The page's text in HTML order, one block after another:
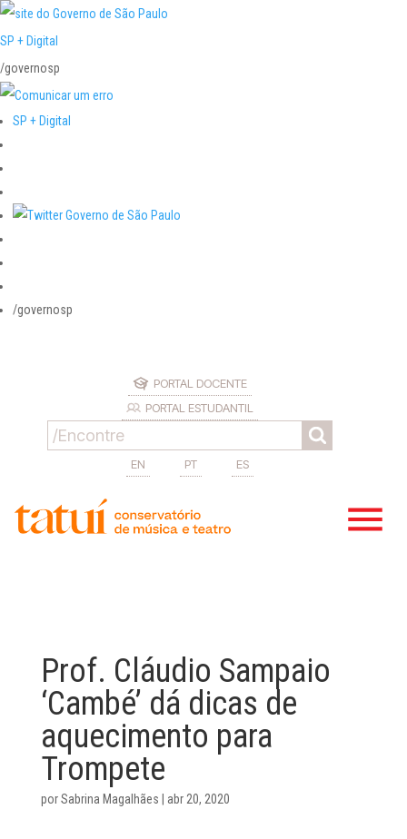
SP + Digital
/governosp
SP + Digital
/governosp
PORTAL DOCENTE
PORTAL ESTUDANTIL
EN PT ES
Prof. Cláudio Sampaio
‘Cambé’ dá dicas de
aquecimento para
Trompete
porSabrina Magalhães abr 20, 2020